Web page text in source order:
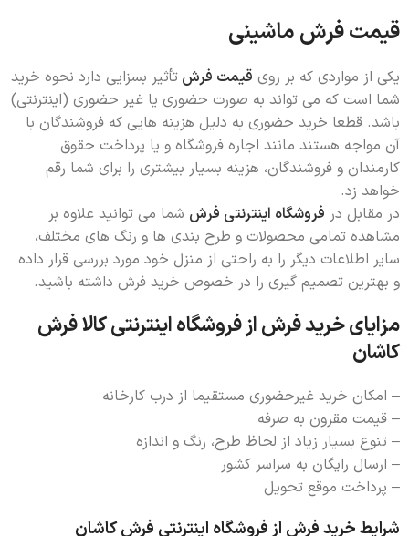
قیمت فرش ماشینی
یکی از مواردی که بر روی قیمت فرش تأثیر بسزایی دارد نحوه خرید
شما است که می تواند به صورت حضوری یا غیر حضوری (اینترنتی)
باشد. قطعا خرید حضوری به دلیل هزینه هایی که فروشندگان با
آن مواجه هستند مانند اجاره فروشگاه و یا پرداخت حقوق
کارمندان و فروشندگان، هزینه بسیار بیشتری را برای شما رقم
خواهد زد.
در مقابل در فروشگاه اینترنتی فرش شما می توانید علاوه بر
مشاهده تمامی محصولات و طرح بندی ها و رنگ های مختلف،
سایر اطلاعات دیگر را به راحتی از منزل خود مورد بررسی قرار داده
و بهترین تصمیم گیری را در خصوص خرید فرش داشته باشید.
مزایای خرید فرش از فروشگاه اینترنتی کالا فرش
کاشان
– امکان خرید غیرحضوری مستقیما از درب کارخانه
– قیمت مقرون به صرفه
– تنوع بسیار زیاد از لحاظ طرح، رنگ و اندازه
– ارسال رایگان به سراسر کشور
– پرداخت موقع تحویل
شرایط خرید فرش از فروشگاه اینترنتی فرش کاشان